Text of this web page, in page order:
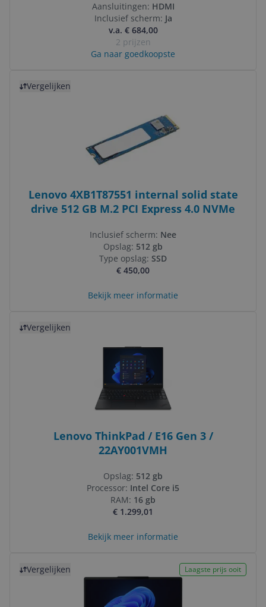
Aansluitingen: HDMI
Inclusief scherm: Ja
v.a. € 684,00
2 prijzen
Ga naar goedkoopste
Vergelijken
Lenovo 4XB1T87551 internal solid state
drive 512 GB M.2 PCI Express 4.0 NVMe
Inclusief scherm: Nee
Opslag: 512 gb
Type opslag: SSD
€ 450,00
Bekijk meer informatie
Vergelijken
Lenovo ThinkPad / E16 Gen 3 /
22AY001VMH
Opslag: 512 gb
Processor: Intel Core i5
RAM: 16 gb
€ 1.299,01
Bekijk meer informatie
Vergelijken Laagste prijs ooit